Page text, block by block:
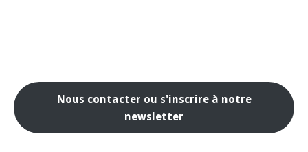
Nous contacter ou s'inscrire à notre
newsletter